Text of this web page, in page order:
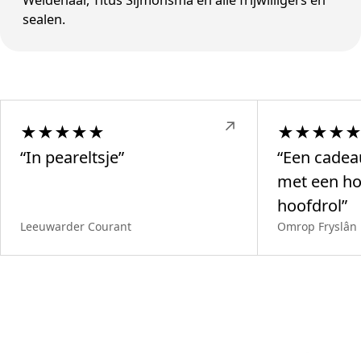
sealen.
↗
★★★★★
“In peareltsje”
Leeuwarder Courant
★★★★
“Een
met een
hoofdrol”
Omrop Fryslân